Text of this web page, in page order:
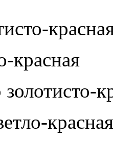
красная
красная